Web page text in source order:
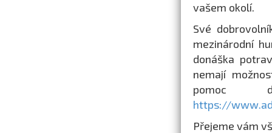
vašem okolí.
Své
mezinárodní
donáška
nemají
pomoc
https://
Přejeme vám